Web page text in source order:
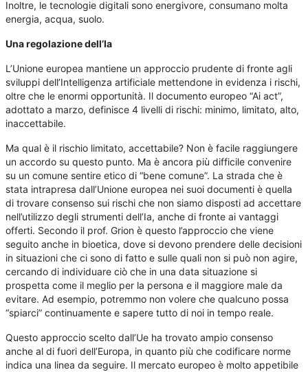
Inoltre, le tecnologie digitali sono energivore, consumano molta
energia, acqua, suolo.
Una regolazione dell’Ia
L’Unione europea mantiene un approccio prudente di fronte agli
sviluppi dell’Intelligenza artificiale mettendone in evidenza i rischi,
oltre che le enormi opportunità. Il documento europeo “Ai act”,
adottato a marzo, definisce 4 livelli di rischi: minimo, limitato, alto,
inaccettabile.
Ma qual è il rischio limitato, accettabile? Non è facile raggiungere
un accordo su questo punto. Ma è ancora più difficile convenire
su un comune sentire etico di “bene comune”. La strada che è
stata intrapresa dall’Unione europea nei suoi documenti è quella
di trovare consenso sui rischi che non siamo disposti ad accettare
nell’utilizzo degli strumenti dell’Ia, anche di fronte ai vantaggi
offerti. Secondo il prof. Grion è questo l’approccio che viene
seguito anche in bioetica, dove si devono prendere delle decisioni
in situazioni che ci sono di fatto e sulle quali non si può non agire,
cercando di individuare ciò che in una data situazione si
prospetta come il meglio per la persona e il maggiore male da
evitare. Ad esempio, potremmo non volere che qualcuno possa
“spiarci” continuamente e sapere tutto di noi in tempo reale.
Questo approccio scelto dall’Ue ha trovato ampio consenso
anche al di fuori dell’Europa, in quanto più che codificare norme
indica una linea da seguire. Il mercato europeo è molto appetibile